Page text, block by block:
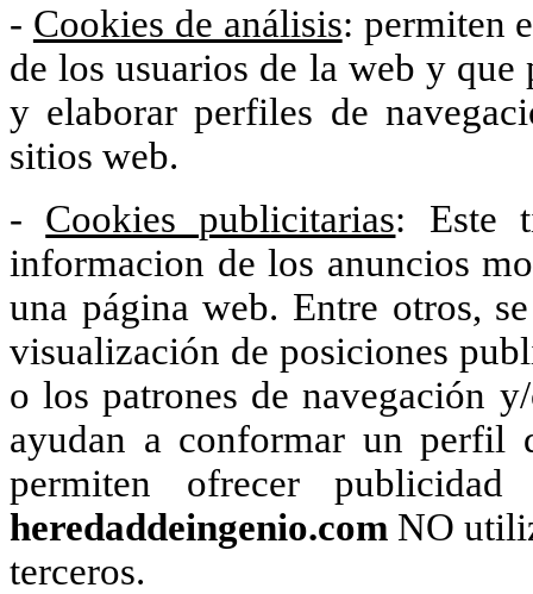
- Cookies de análisis: permiten
de los usuarios de la web y
y elaborar perfiles de
sitios web.
- Cookies publicitarias: Este
informacion de los anuncios
una página web. Entre otros,
visualización de posiciones
o los patrones de navegación
ayudan a conformar un perfil
permiten ofrecer
heredaddeingenio.com NO
terceros.